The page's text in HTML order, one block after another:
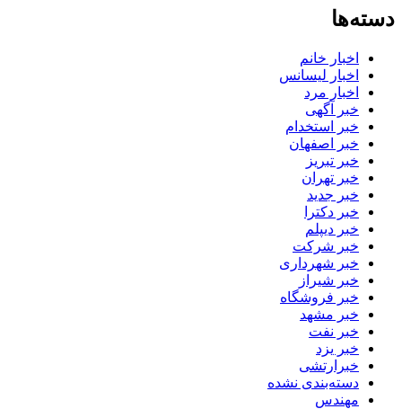
دسته‌ها
اخبار خانم
اخبار لیسانس
اخبار مرد
خبر آگهی
خبر استخدام
خبر اصفهان
خبر تبریز
خبر تهران
خبر جدید
خبر دکترا
خبر دیپلم
خبر شرکت
خبر شهرداری
خبر شیراز
خبر فروشگاه
خبر مشهد
خبر نفت
خبر یزد
خبرارتشی
دسته‌بندی نشده
مهندس